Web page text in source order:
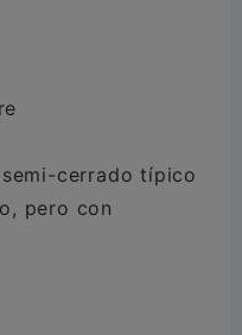
cerrado típico
pero con